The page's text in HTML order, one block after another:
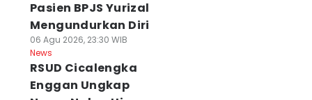
Pasien BPJS Yurizal
Mengundurkan Diri
06 Agu 2026, 23:30 WIB
News
RSUD Cicalengka
Enggan Ungkap